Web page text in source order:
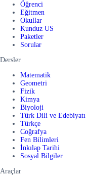
Öğrenci
Eğitmen
Okullar
Kunduz US
Paketler
Sorular
Dersler
Matematik
Geometri
Fizik
Kimya
Biyoloji
Türk Dili ve Edebiyatı
Türkçe
Coğrafya
Fen Bilimleri
İnkılap Tarihi
Sosyal Bilgiler
Araçlar